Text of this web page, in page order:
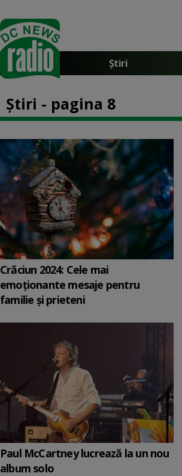
Știri
Știri - pagina 8
Crăciun 2024: Cele mai
emoționante mesaje pentru
familie și prieteni
Paul McCartney lucrează la un nou
album solo